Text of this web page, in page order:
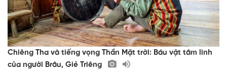
Chiêng Tha và tiếng vọng Thần Mặt trời: Báu vật tâm linh
của người Brâu, Giẻ Triêng